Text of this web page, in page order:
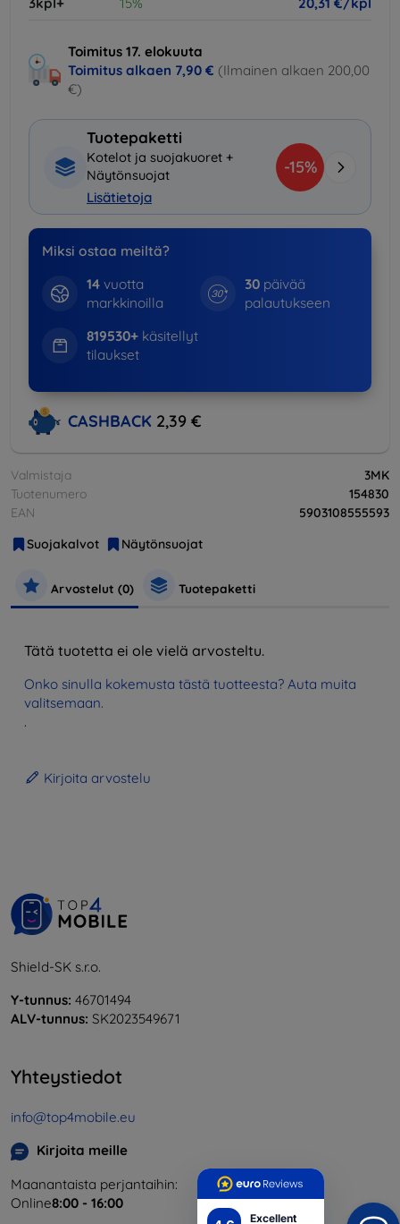
Excellent
Toimitus 17. elokuuta
Toimitus alkaen 7,90 € (Ilmainen alkaen 200,00
€)
Tuotepaketti
Kotelot ja suojakuoret +
Näytönsuojat
Lisätietoja
-15%
Miksi ostaa meiltä?
14vuotta
markkinoilla
30 päivää
palautukseen
819530+käsitellyt
tilaukset
CASHBACK 2,39 €
Valmistaja
3MK
Tuotenumero
154830
EAN
5903108555593
Suojakalvot
Näytönsuojat
Arvostelut (0) Tuotepaketti
Tätä tuotetta ei ole vielä arvosteltu.
Onko sinulla kokemusta tästä tuotteesta? Auta muita
valitsemaan.
.
Kirjoita arvostelu
Shield-SK s.r.o.
Y-tunnus: 46701494
ALV-tunnus: SK2023549671
Yhteystiedot
info@top4mobile.eu
Kirjoita meille
Maanantaista perjantaihin:
Online8:00 - 16:00